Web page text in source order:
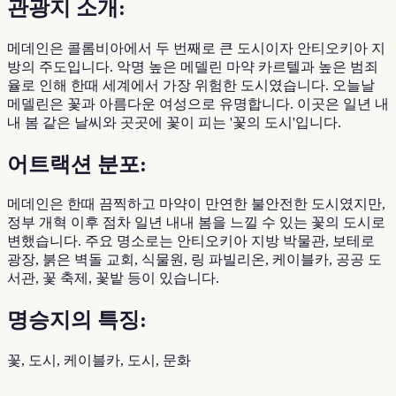
관광지 소개:
메데인은 콜롬비아에서 두 번째로 큰 도시이자 안티오키아 지
방의 주도입니다. 악명 높은 메델린 마약 카르텔과 높은 범죄
율로 인해 한때 세계에서 가장 위험한 도시였습니다. 오늘날
메델린은 꽃과 아름다운 여성으로 유명합니다. 이곳은 일년 내
내 봄 같은 날씨와 곳곳에 꽃이 피는 '꽃의 도시'입니다.
어트랙션 분포:
메데인은 한때 끔찍하고 마약이 만연한 불안전한 도시였지만,
정부 개혁 이후 점차 일년 내내 봄을 느낄 수 있는 꽃의 도시로
변했습니다. 주요 명소로는 안티오키아 지방 박물관, 보테로
광장, 붉은 벽돌 교회, 식물원, 링 파빌리온, 케이블카, 공공 도
서관, 꽃 축제, 꽃밭 등이 있습니다.
명승지의 특징:
꽃, 도시, 케이블카, 도시, 문화